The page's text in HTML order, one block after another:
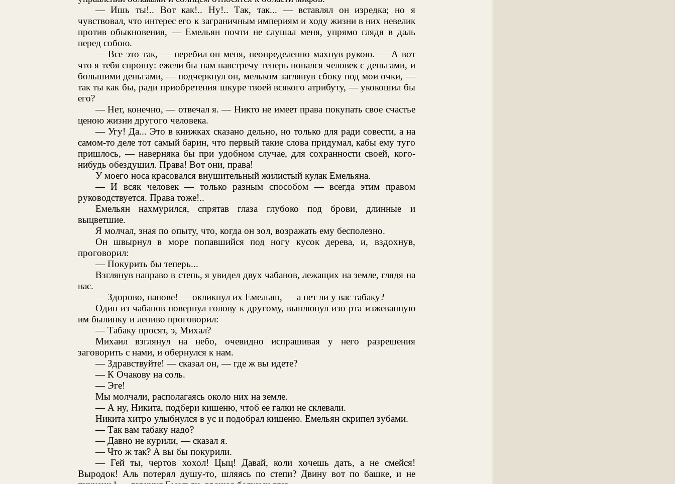
— Ишь ты!.. Вот как!.. Ну!.. Так, так... — вставлял он изредка; но я
чувствовал, что интерес его к заграничным империям и ходу жизни в них невелик
против обыкновения, — Емельян почти не слушал меня, упрямо глядя в даль
перед собою.
— Все это так, — перебил он меня, неопределенно махнув рукою. — А вот
что я тебя спрошу: ежели бы нам навстречу теперь попался человек с деньгами, и
большими деньгами, — подчеркнул он, мельком заглянув сбоку под мои очки, —
так ты как бы, ради приобретения шкуре твоей всякого атрибуту, — укокошил бы
его?
— Нет, конечно, — отвечал я. — Никто не имеет права покупать свое счастье
ценою жизни другого человека.
— Угу! Да... Это в книжках сказано дельно, но только для ради совести, а на
самом-то деле тот самый барин, что первый такие слова придумал, кабы ему туго
пришлось, — наверняка бы при удобном случае, для сохранности своей, кого-
нибудь обездушил. Права! Вот они, права!
У моего носа красовался внушительный жилистый кулак Емельяна.
— И всяк человек — только разным способом — всегда этим правом
руководствуется. Права тоже!..
Емельян нахмурился, спрятав глаза глубоко под брови, длинные и
выцветшие.
Я молчал, зная по опыту, что, когда он зол, возражать ему бесполезно.
Он швырнул в море попавшийся под ногу кусок дерева, и, вздохнув,
проговорил:
— Покурить бы теперь...
Взглянув направо в степь, я увидел двух чабанов, лежащих на земле, глядя на
нас.
— Здорово, панове! — окликнул их Емельян, — а нет ли у вас табаку?
Один из чабанов повернул голову к другому, выплюнул изо рта изжеванную
им былинку и лениво проговорил:
— Табаку просят, э, Михал?
Михаил взглянул на небо, очевидно испрашивая у него разрешения
заговорить с нами, и обернулся к нам.
— Здравствуйте! — сказал он, — где ж вы идете?
— К Очакову на соль.
— Эге!
Мы молчали, располагаясь около них на земле.
— А ну, Никита, подбери кишеню, чтоб ее галки не склевали.
Никита хитро улыбнулся в ус и подобрал кишеню. Емельян скрипел зубами.
— Так вам табаку надо?
— Давно не курили, — сказал я.
— Что ж так? А вы бы покурили.
— Гей ты, чертов хохол! Цыц! Давай, коли хочешь дать, а не смейся!
Выродок! Аль потерял душу-то, шляясь по степи? Двину вот по башке, и не